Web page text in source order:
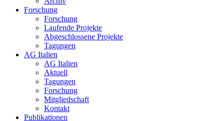
Forschung
Forschung
Laufende Projekte
Abgeschlossene Projekte
Tagungen
AG Italien
AG Italien
Aktuell
Tagungen
Forschung
Mitgliedschaft
Kontakt
Publikationen